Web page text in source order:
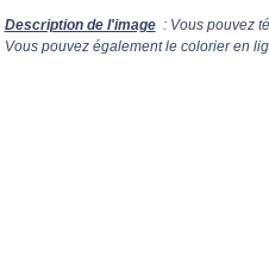
Description de l'image : Vous pouvez
Vous pouvez également le colorier en